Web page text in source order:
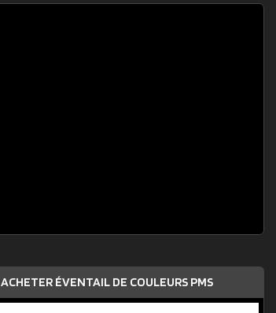
ACHETER ÉVENTAIL DE COULEURS PMS